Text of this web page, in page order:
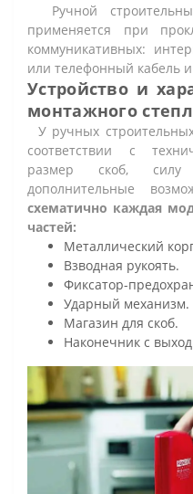
Ручной
применяется при
коммуникативных:
или телефонный кабель и
Устройство и
монтажного
У ручных
соответствии с
размер скоб,
дополнительные
схематично каждая
частей:
Металлический
Взводная рукоять.
Фиксатор-
Ударный механизм.
Магазин для скоб.
Наконечник с